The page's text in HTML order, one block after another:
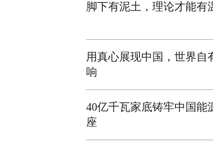
脚下有泥土，理论才能有
用真心展现中国，世界自
响
40亿千瓦家底铸牢中国能
座